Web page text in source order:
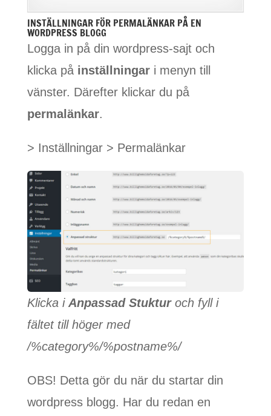
INSTÄLLNINGAR FÖR PERMALÄNKAR PÅ EN
WORDPRESS BLOGG
Logga in på din wordpress-sajt och
klicka på inställningar i menyn till
vänster. Därefter klickar du på
permalänkar.
> Inställningar > Permalänkar
Klicka i Anpassad Stukturoch fyll i
fältet till höger med
/%category%/%postname%/
OBS! Detta gör du när du startar din
wordpress blogg. Har du redan en